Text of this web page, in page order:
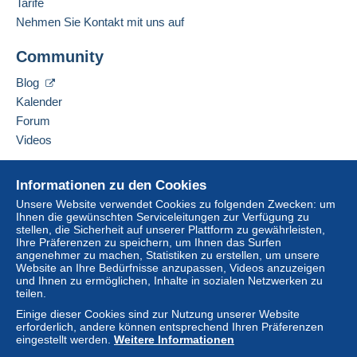
Diese Zone enthält
6,90 €
Ab 201
6,90 €
zugreifen zu können, müssen Sie
Mitglied sein und sich einloggen.
Zahlungsbedingungen:
Alle Zahlungen werden über die Delcampe- Website
Zahlungsoptionen können SiePayPalverwenden, eine
Kredit-/Debitkartehinzufügen oder eine
Adresse des Unternehmens:
Dr.-Franz-Rehrl-Platz 8
AT-5020
Österreich
Diesen Verkäufer zu den Favoriten hinzufügen
hinzufügen
Informationen zu den Cookies
Unsere Website verwendet Cookies zu folgenden Zwecken: um
Ihnen die gewünschten Serviceleitungen zur Verfügung zu
stellen, die Sicherheit auf unserer Plattform zu gewährleisten,
Ihre Präferenzen zu speichern, um Ihnen das Surfen
angenehmer zu machen, Statistiken zu erstellen, um unsere
Website an Ihre Bedürfnisse anzupassen, Videos anzuzeigen
und Ihnen zu ermöglichen, Inhalte in sozialen Netzwerken zu
teilen.
Einige dieser Cookies sind zur Nutzung unserer Website
erforderlich, andere können entsprechend Ihren Präferenzen
eingestellt werden. Weitere Informationen
Nehmen Sie Kontakt mit uns auf
Community
Blog
Kalender
Forum
Videos
Online-Hilfe
Auf Delcampe kaufen
Auf Delcampe verkaufen
Eine sichere Website